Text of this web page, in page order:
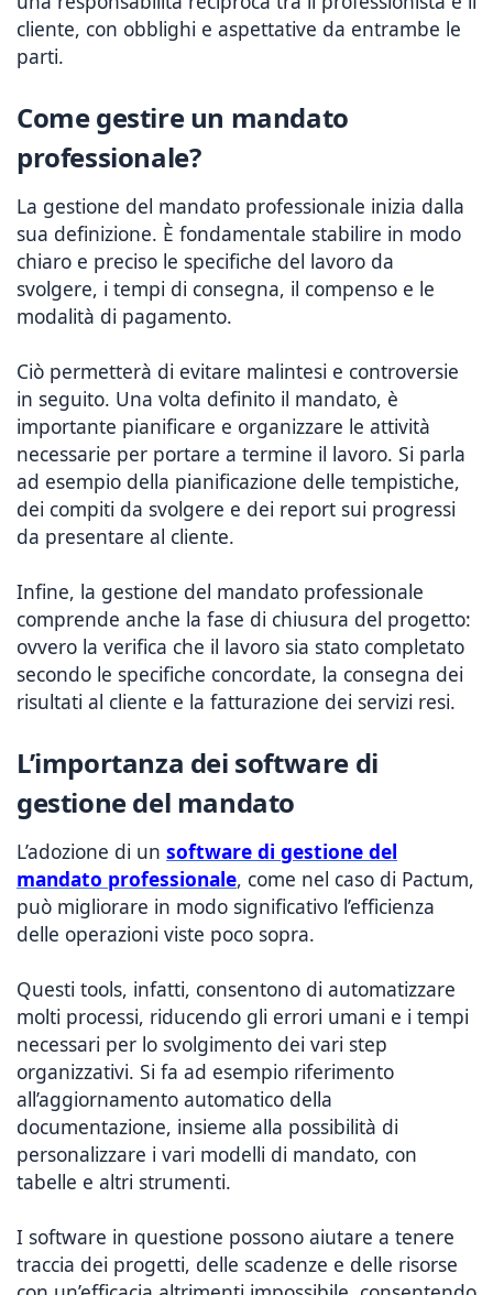
cliente, con obblighi e aspettative da entrambe le
parti.
Come gestire un mandato
professionale?
La gestione del mandato professionale inizia dalla
sua definizione. È fondamentale stabilire in modo
chiaro e preciso le specifiche del lavoro da
svolgere, i tempi di consegna, il compenso e le
modalità di pagamento.
Ciò permetterà di evitare malintesi e controversie
in seguito. Una volta definito il mandato, è
importante pianificare e organizzare le attività
necessarie per portare a termine il lavoro. Si parla
ad esempio della pianificazione delle tempistiche,
dei compiti da svolgere e dei report sui progressi
da presentare al cliente.
Infine, la gestione del mandato professionale
comprende anche la fase di chiusura del progetto:
ovvero la verifica che il lavoro sia stato completato
secondo le specifiche concordate, la consegna dei
risultati al cliente e la fatturazione dei servizi resi.
L’importanza dei software di
gestione del mandato
L’adozione di un software di gestione del
mandato professionale, come nel caso di Pactum,
può migliorare in modo significativo l’efficienza
delle operazioni viste poco sopra.
Questi tools, infatti, consentono di automatizzare
molti processi, riducendo gli errori umani e i tempi
necessari per lo svolgimento dei vari step
organizzativi. Si fa ad esempio riferimento
all’aggiornamento automatico della
documentazione, insieme alla possibilità di
personalizzare i vari modelli di mandato, con
tabelle e altri strumenti.
I software in questione possono aiutare a tenere
traccia dei progetti, delle scadenze e delle risorse